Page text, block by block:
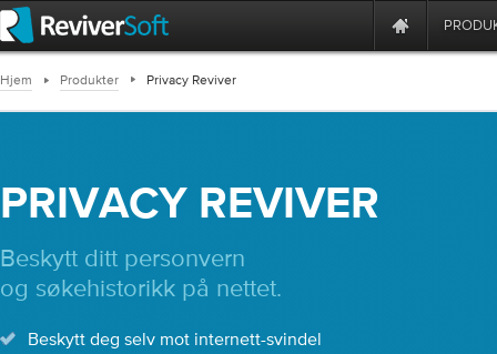
Hjem Produkter Privacy Reviver
PRIVACY REVIVER
Beskytt ditt personvern
og søkehistorikk på nettet.
Beskytt deg selv mot internett-svindel